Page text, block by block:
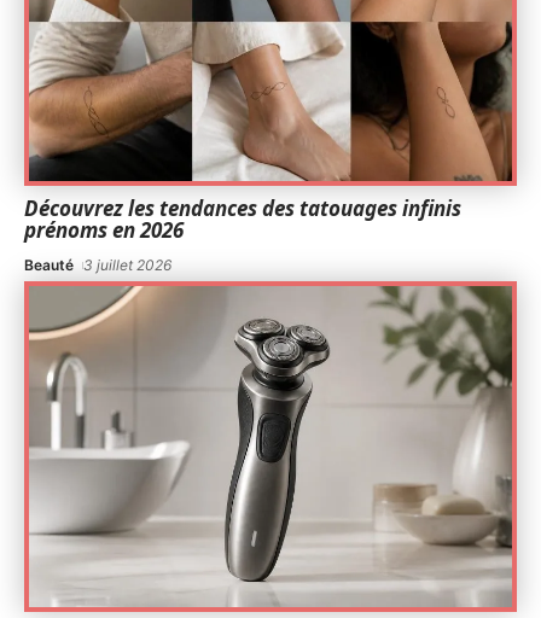
Découvrez les tendances des tatouages infinis
prénoms en 2026
Beauté 3 juillet 2026